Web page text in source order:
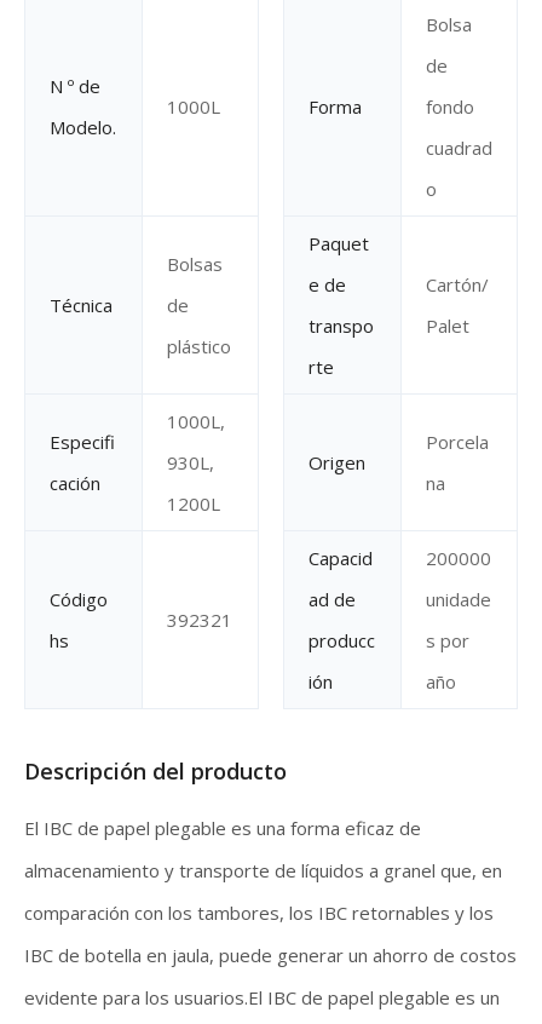
N º de
Modelo.
1000L Forma
Bolsa
de
fondo
cuadrad
o
Técnica
Bolsas
de
plástico
Paquet
e de
transpo
rte
Cartón/
Palet
Especifi
cación
1000L,
930L,
1200L
Origen
Porcela
na
Código
hs
392321
Capacid
ad de
producc
ión
200000
unidade
s por
año
Descripción del producto
El IBC de papel plegable es una forma eficaz de
almacenamiento y transporte de líquidos a granel que, en
comparación con los tambores, los IBC retornables y los
IBC de botella en jaula, puede generar un ahorro de costos
evidente para los usuarios.El IBC de papel plegable es un